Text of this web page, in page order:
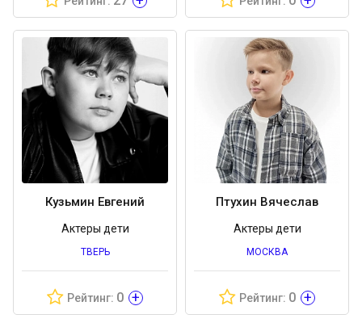
Кузьмин Евгений
Актеры дети
ТВЕРЬ
Рейтинг: 0 +
Птухин Вячеслав
Актеры дети
МОСКВА
Рейтинг: 0 +